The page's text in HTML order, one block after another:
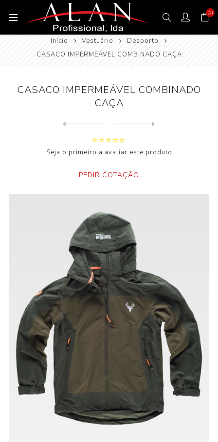
(0)
Início Vestuário
Desporto
CASACO IMPERMEÁVEL COMBINADO CAÇA
CASACO IMPERMEÁVEL COMBINADO
CAÇA
Seja o primeiro a avaliar este produto
PEDIR COTAÇÃO